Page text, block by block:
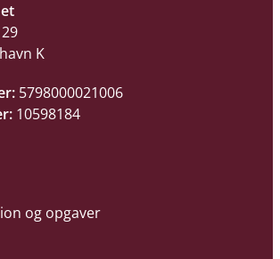
K
5798000021006
10598184
og opgaver